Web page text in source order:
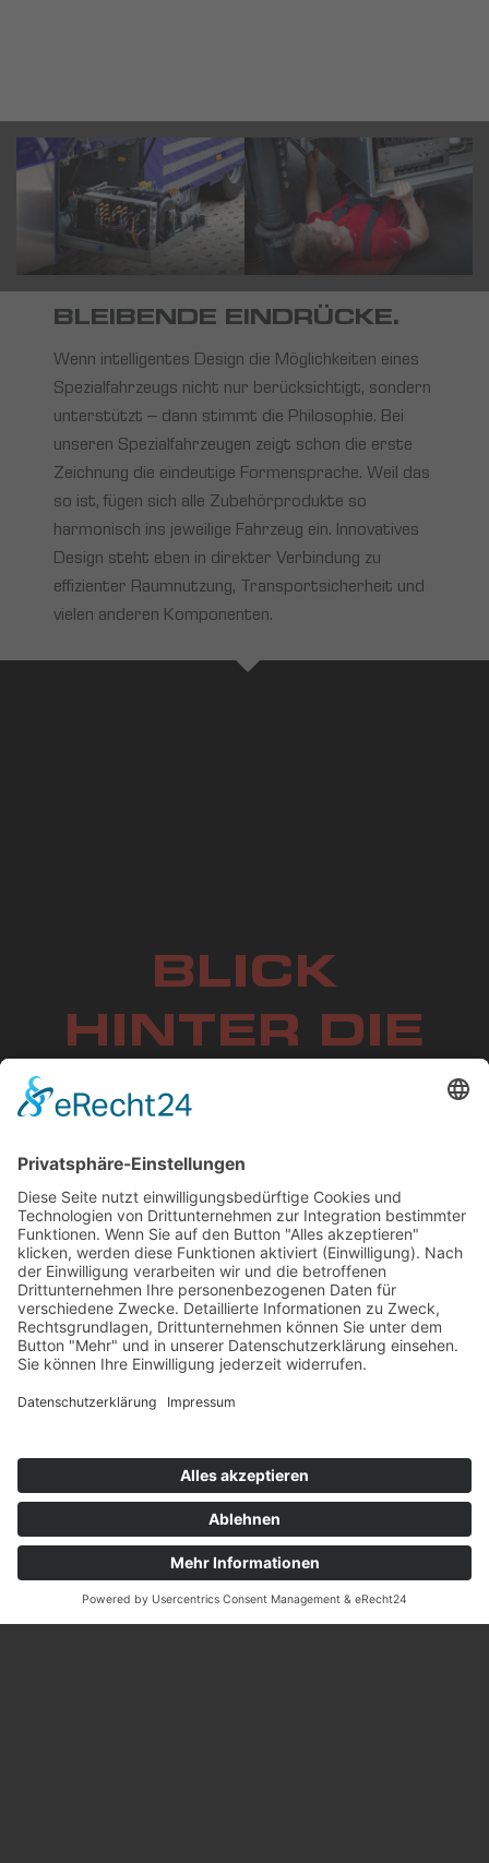
BLEIBENDE EINDRÜCKE.
Wenn intelligentes Design die Möglichkeiten eines
Spezialfahrzeugs nicht nur berücksichtigt, sondern
unterstützt – dann stimmt die Philosophie. Bei
unseren Spezialfahrzeugen zeigt schon die erste
Zeichnung die eindeutige Formensprache. Weil das
so ist, fügen sich alle Zubehörprodukte so
harmonisch ins jeweilige Fahrzeug ein. Innovatives
Design steht eben in direkter Verbindung zu
effizienter Raumnutzung, Transportsicherheit und
vielen anderen Komponenten.
[borlabs-cookie id='youtube' type='content-blocker']
BLICK
HINTER DIE
KULISSEN
Werfen Sie einen Blick in die Produktion und
Prozessabläufe unseres Unternehmens und
erfahren Sie, warum wir seit 20 Jahren erfolgreich
Spezialfahrzeuge für individuellen Ansprüche
ausliefern.